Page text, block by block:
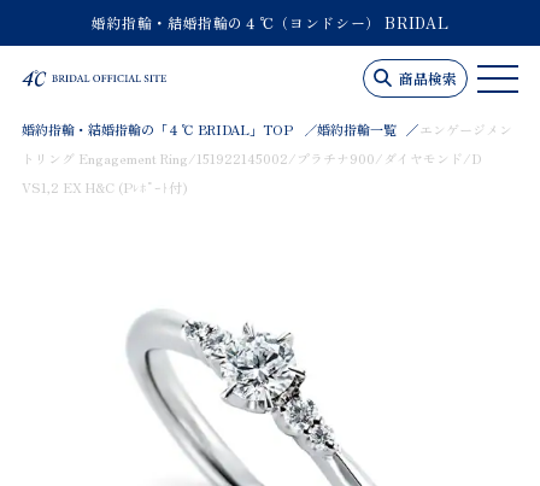
婚約指輪・結婚指輪の４℃（ヨンドシー） BRIDAL
商品検索
婚約指輪・結婚指輪の「４℃ BRIDAL」TOP 婚約指輪一覧
エンゲージメン
トリング Engagement Ring/151922145002/プラチナ900/ダイヤモンド/D
VS1,2 EX H&C (Pﾚﾎﾟｰﾄ付)